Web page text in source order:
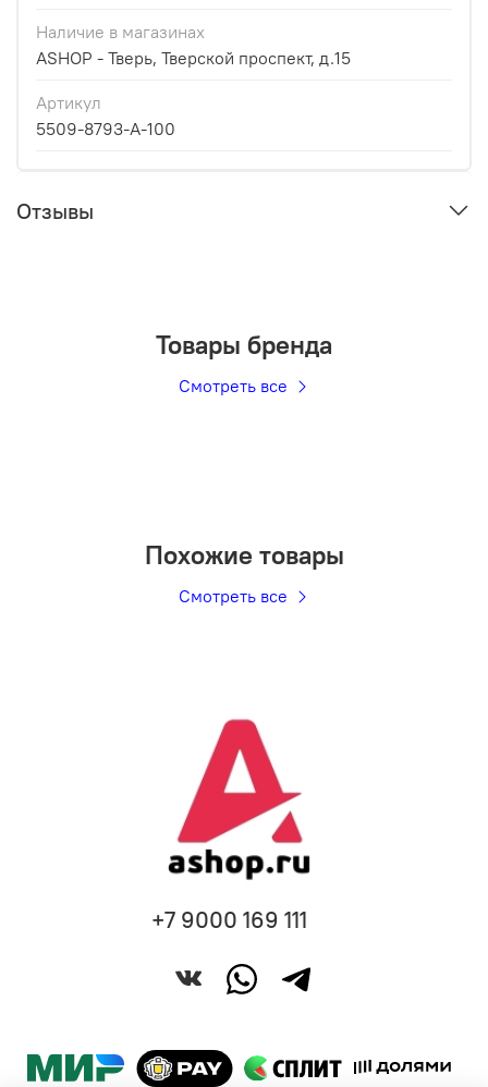
Наличие в магазинах
ASHOP - Тверь, Тверской проспект, д.15
Артикул
5509-8793-A-100
Отзывы
Товары бренда
Смотреть все
Похожие товары
Смотреть все
+7 9000 169 111